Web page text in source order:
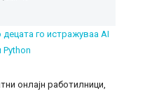
го истражуваа AI
Python
онлајн работилници,